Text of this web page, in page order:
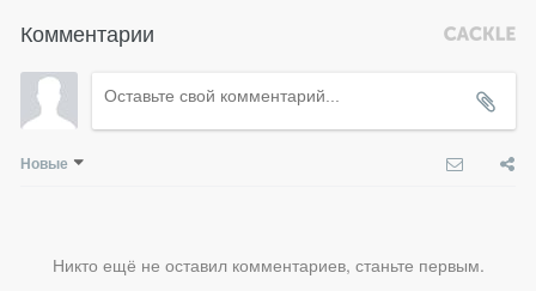
Комментарии
Новые
Никто ещё не оставил комментариев, станьте первым.